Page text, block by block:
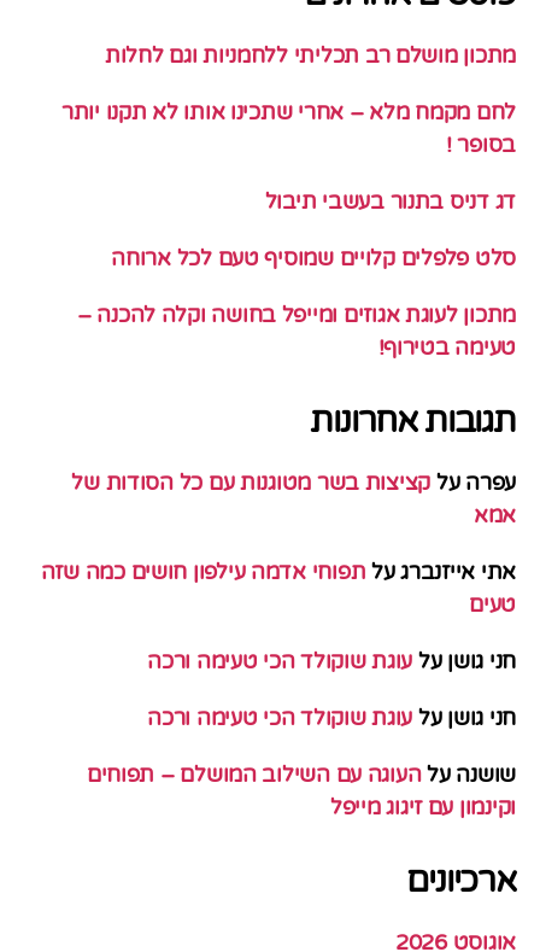
מתכון מושלם רב תכליתי ללחמניות וגם לחלות
לחם מקמח מלא – אחרי שתכינו אותו לא תקנו יותר
בסופר !
דג דניס בתנור בעשבי תיבול
סלט פלפלים קלויים שמוסיף טעם לכל ארוחה
מתכון לעוגת אגוזים ומייפל בחושה וקלה להכנה –
טעימה בטירוף!
תגובות אחרונות
עפרה על קציצות בשר מטוגנות עם כל הסודות של
אמא
אתי אייזנברגעל תפוחי אדמה עילפון חושים כמה שזה
טעים
חני גושן על עוגת שוקולד הכי טעימה ורכה
חני גושן על עוגת שוקולד הכי טעימה ורכה
שושנה עלהעוגה עם השילוב המושלם – תפוחים
וקינמון עם זיגוג מייפל
ארכיונים
אוגוסט 2026